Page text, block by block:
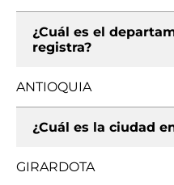
¿Cuál es el
registra?
ANTIOQUIA
¿Cuál es la ciudad
GIRARDOTA